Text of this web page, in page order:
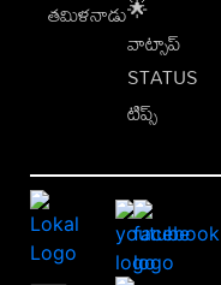
తమిళనాడు🌟
వాట్సాప్
STATUS
టిప్స్